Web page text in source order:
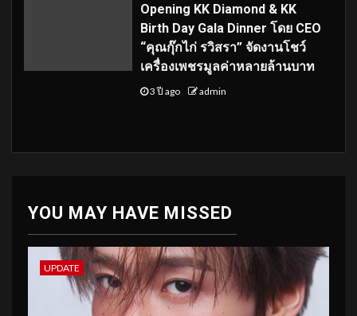
Opening KK Diamond & KK
Birth Day Gala Dinner โดย CEO
“คุณกุ๊กไก่ รวิสรา” จัดงานโชว์
เครื่องเพชรมูลค่าหลายล้านบาท
3 ปี ago admin
YOU MAY HAVE MISSED
UPDATE